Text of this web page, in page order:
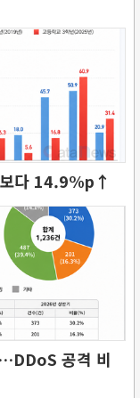
다 14.9%p↑
공격 비